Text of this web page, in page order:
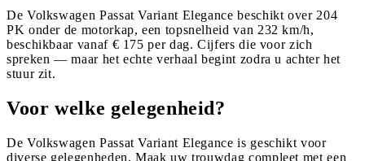
De Volkswagen Passat Variant Elegance beschikt over 204
PK onder de motorkap, een topsnelheid van 232 km/h,
beschikbaar vanaf € 175 per dag. Cijfers die voor zich
spreken — maar het echte verhaal begint zodra u achter het
stuur zit.
Voor welke gelegenheid?
De Volkswagen Passat Variant Elegance is geschikt voor
diverse gelegenheden. Maak uw trouwdag compleet met een